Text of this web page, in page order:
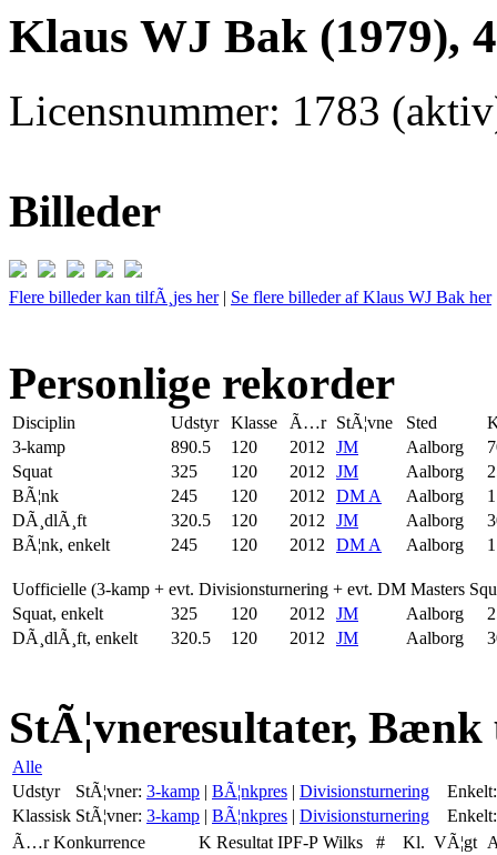
Klaus WJ Bak (1979),
Licensnummer: 1783
Billeder
Flere billeder kan tilfÃ¸jes her| Se flere billeder af Klaus WJ Bak her
Personlige rekorder
Disciplin Udstyr Klasse Ã…r StÃ¦vne Sted
3-kamp
890.5 120 2012 JM Aalborg
Squat
325 120 2012 JM Aalborg
BÃ¦nk
245 120 2012 DM A Aalborg
DÃ¸dlÃ¸ft
320.5 120 2012 JM Aalborg
BÃ¦nk, enkelt
245 120 2012 DM A Aalborg
Uofficielle (3-kamp + evt. Divisionsturnering + evt. DM Masters
Squat, enkelt
325 120 2012 JM Aalborg
DÃ¸dlÃ¸ft, enkelt
320.5 120 2012 JM Aalborg
StÃ¦vneresultater,
Alle
Udstyr
StÃ¦vner: 3-kamp | BÃ¦nkpres | Divisionsturnering
Enkelt:
Klassisk StÃ¦vner: 3-kamp | BÃ¦nkpres | Divisionsturnering
Enkelt:
Ã…r Konkurrence K Resultat IPF-P Wilks # Kl. VÃ¦gt